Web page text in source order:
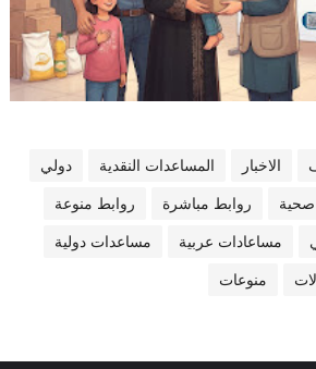
الاخبار المساعدات النقدية دولي
صحية روابط مباشرة روابط منوعة
مساعادات عربية مساعدات دولية
منوعات